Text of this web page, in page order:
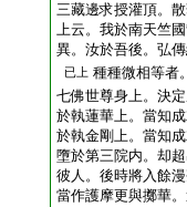
三藏邊求授灌頂。
上云。我於南天竺
異。汝於吾後。弘
已上 種種微相等者
七佛世尊身上。決
於執蓮華上。當知
於執金剛上。當知
墮於第三院内。却
彼人。後時將入餘
當作護摩更與擲華